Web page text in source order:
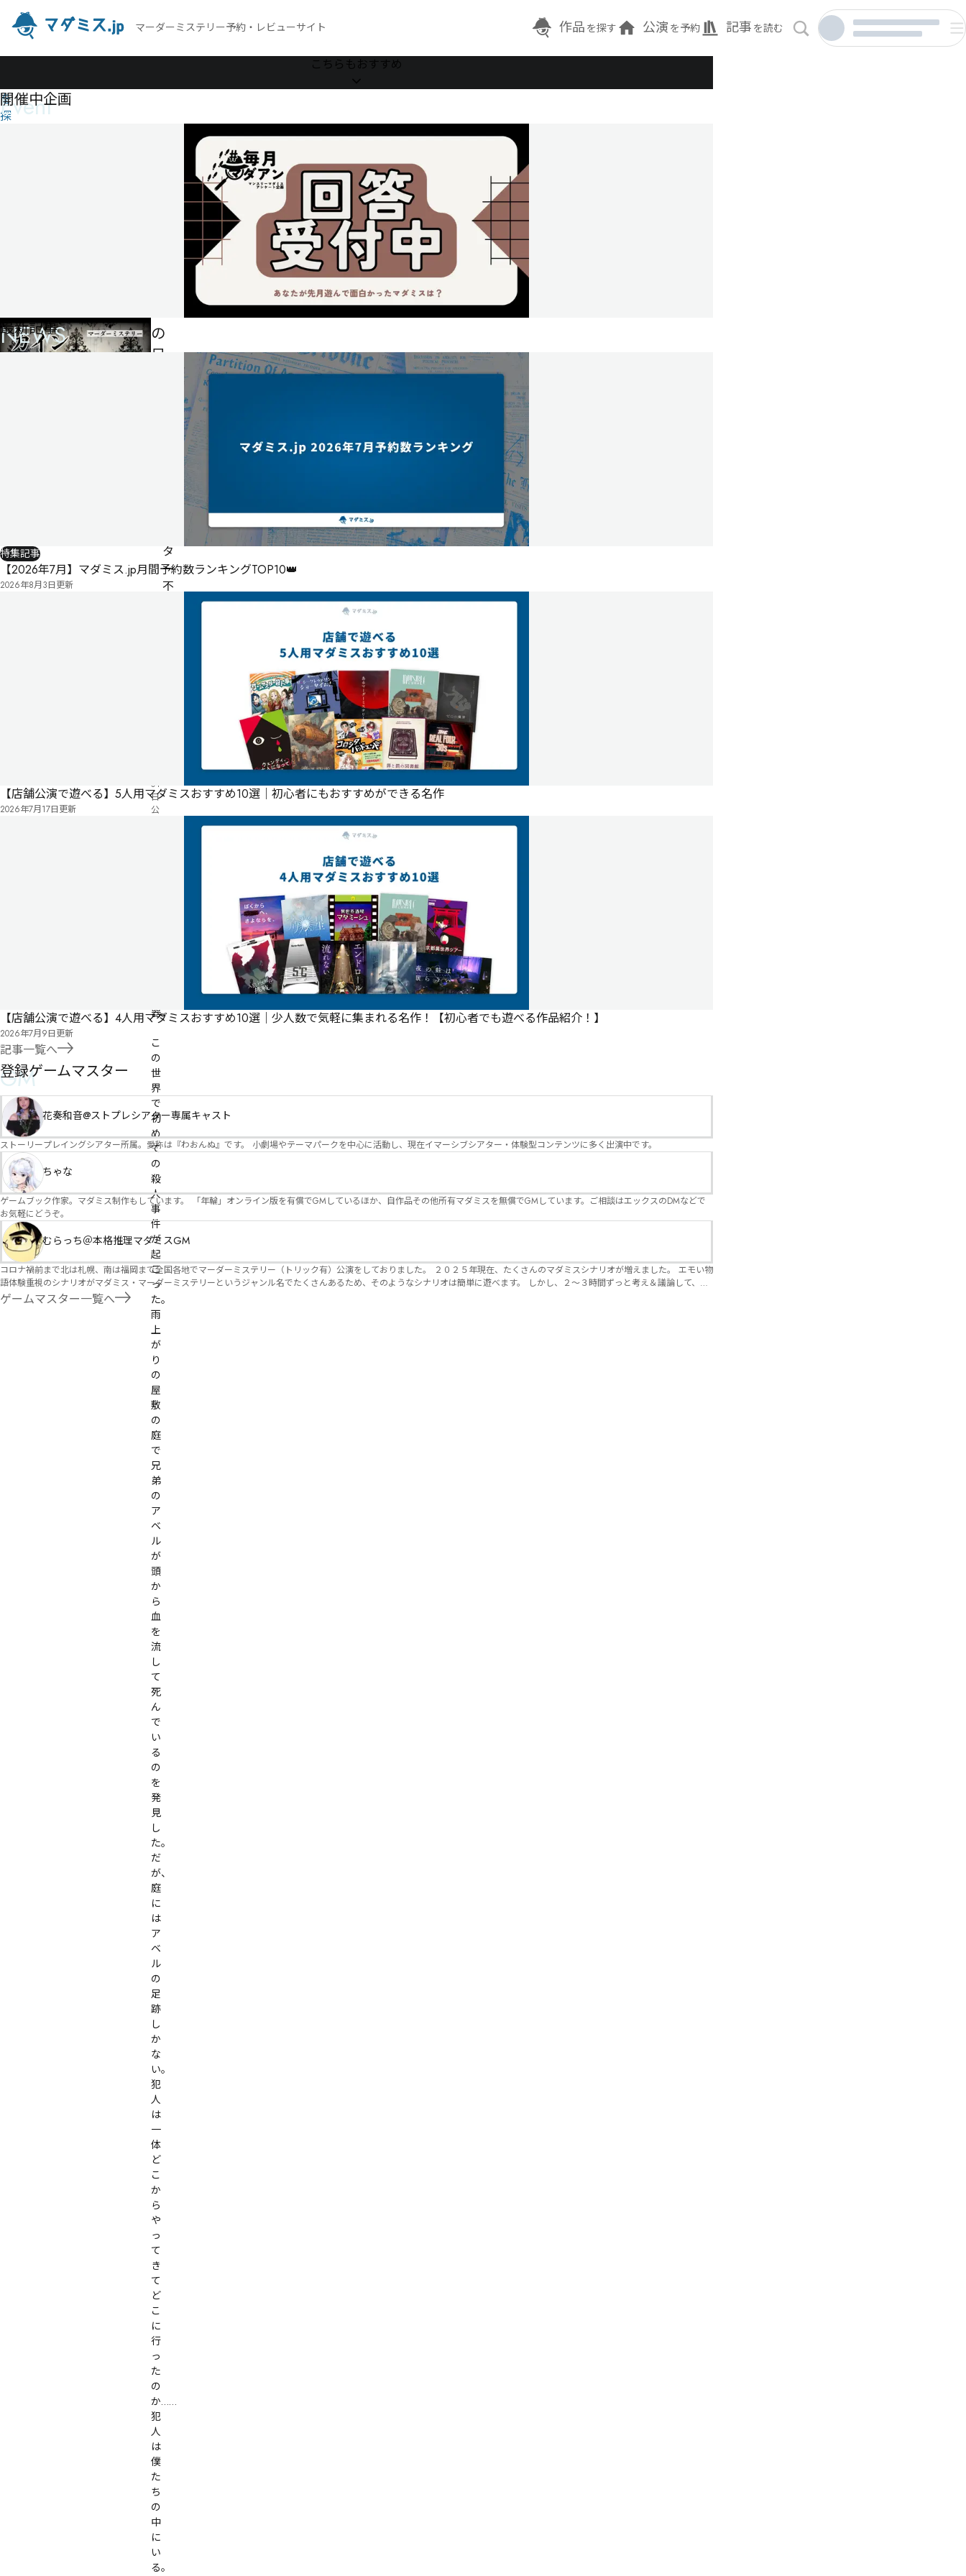
マーダーミステリー予約・レビューサイト 作品 を探す 公演 を予約 記事 を読む
を
探
の
足
タ
ー
不
04
日
公
器。
こ
の
世
界
で
初
め
て
の
殺
人
事
件
が
起
こ
っ
た。
雨
上
が
り
の
屋
敷
の
庭
で
兄
弟
の
ア
ベ
ル
が
頭
か
ら
血
を
流
し
て
死
ん
で
い
る
の
を
発
見
し
た。
だ
が、
庭
に
は
ア
ベ
ル
の
足
跡
し
か
な
い。
犯
人
は
一
体
ど
こ
か
ら
や
っ
て
き
て
ど
こ
に
行
っ
た
の
か……
犯
人
は
僕
た
ち
の
中
に
い
る。
こちらもおすすめ
Event
開催中企画
NEWS
最新記事
特集記事
【2026年7月】マダミス.jp月間予約数ランキングTOP10👑
2026年8月3日更新
【店舗公演で遊べる】5人用マダミスおすすめ10選｜初心者にもおすすめができる名作
2026年7月17日更新
【店舗公演で遊べる】4人用マダミスおすすめ10選｜少人数で気軽に集まれる名作！【初心者でも遊べる作品紹介！】
2026年7月9日更新
記事一覧へ
GM
登録ゲームマスター
花奏和音@ストプレシアター専属キャスト
ストーリープレイングシアター所属。愛称は『わおんぬ』です。 小劇場やテーマパークを中心に活動し、現在イマーシブシアター・体験型コンテンツに多く出演中です。
ちゃな
ゲームブック作家。マダミス制作もしています。 「年輪」オンライン版を有償でGMしているほか、自作品その他所有マダミスを無償でGMしています。ご相談はエックスのDMなどで
お気軽にどうぞ。
むらっち＠本格推理マダミスGM
コロナ禍前まで北は札幌、南は福岡まで全国各地でマーダーミステリー（トリック有）公演をしておりました。 ２０２５年現在、たくさんのマダミスシナリオが増えました。 エモい物
語体験重視のシナリオがマダミス・マーダーミステリーというジャンル名でたくさんあるため、そのようなシナリオは簡単に遊べます。 しかし、２～３時間ずっと考え＆議論して、見
たことないトリックが解ける閃きや犯人として逃げ切る楽しみのある本格推理マーダーミステリーを見つけることが難しくなっていませんか？ そんな本格推理マダミスをお届けしま
ゲームマスター一覧へ